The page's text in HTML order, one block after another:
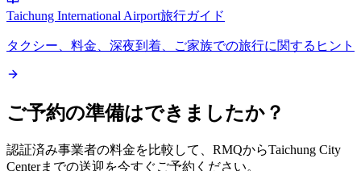
Taichung International Airport旅行ガイド
タクシー、料金、深夜到着、ご家族での旅行に関するヒント
ご予約の準備はできましたか？
認証済み事業者の料金を比較して、RMQからTaichung City
Centerまでの送迎を今すぐご予約ください。